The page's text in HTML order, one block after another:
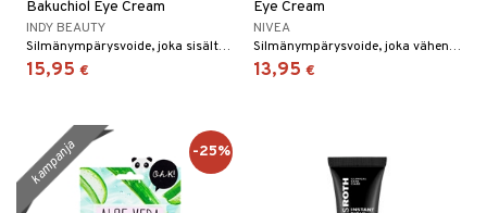
Bakuchiol Eye Cream
INDY BEAUTY
Silmänympärysvoide, joka sisältää peptidejä, bakuchiolia, arginiinia ja pantenolia, lisää kiinteyttä ja vähentää hienoja juonteita.
15,95 €
Eye Cream
NIVEA
Silmänympärysvoide, joka vähentää ryppyjä ja turvotusta.
13,95 €
kampanja -25%